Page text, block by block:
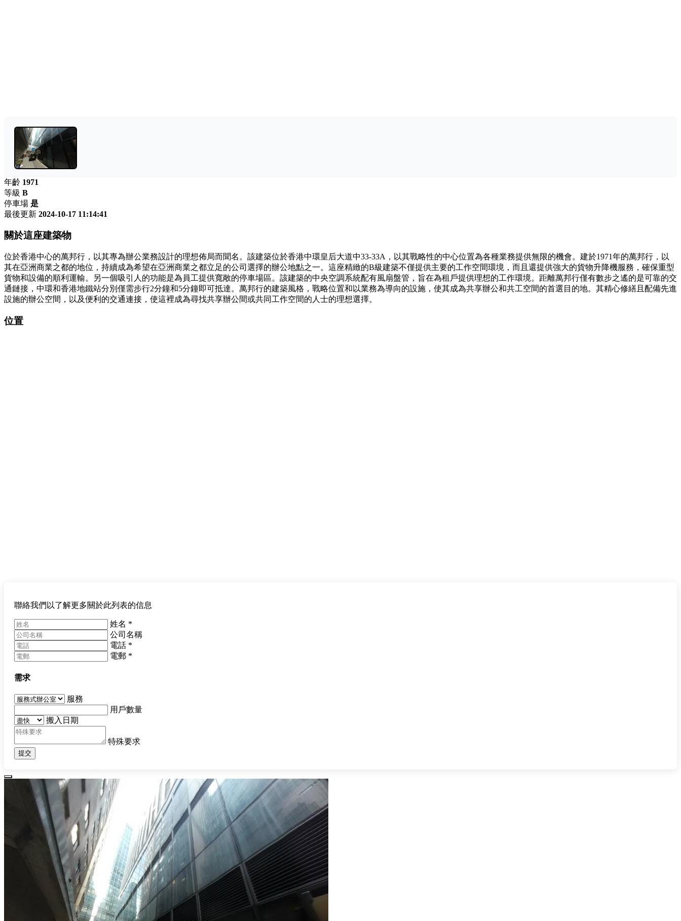
年齡 1971
等級 B
停車場 是
最後更新 2024-10-17 11:14:41
關於這座建築物
位於香港中心的萬邦行，以其專為辦公業務設計的理想佈局而聞名。該建築位於香港中環皇后大道中33-33A，以其戰略性的中心位置為各種業務提供無限的機會。建於1971年的萬邦行，以
其在亞洲商業之都的地位，持續成為希望在亞洲商業之都立足的公司選擇的辦公地點之一。這座精緻的B級建築不僅提供主要的工作空間環境，而且還提供強大的貨物升降機服務，確保重型
貨物和設備的順利運輸。另一個吸引人的功能是為員工提供寬敞的停車場區。該建築的中央空調系統配有風扇盤管，旨在為租戶提供理想的工作環境。距離萬邦行僅有數步之遙的是可靠的交
通鏈接，中環和香港地鐵站分別僅需步行2分鐘和5分鐘即可抵達。萬邦行的建築風格，戰略位置和以業務為導向的設施，使其成為共享辦公和共工空間的首選目的地。其精心修繕且配備先進
設施的辦公空間，以及便利的交通連接，使這裡成為尋找共享辦公間或共同工作空間的人士的理想選擇。
位置
聯絡我們以了解更多關於此列表的信息
姓名 *
公司名稱
電話 *
電郵 *
需求
服務
用戶數量
搬入日期
特殊要求
提交